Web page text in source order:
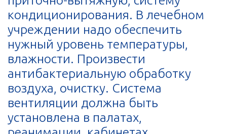
кондиционирования. В лечебном
учреждении надо обеспечить
нужный уровень температуры,
влажности. Произвести
антибактериальную обработку
воздуха, очистку. Система
вентиляции должна быть
установлена в палатах,